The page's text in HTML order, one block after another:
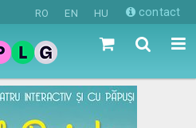
RO EN HU contact